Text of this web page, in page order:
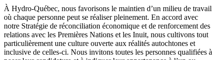
À Hydro-Québec, nous favorisons le maintien d’un milieu de travail
où chaque personne peut se réaliser pleinement. En accord avec
notre Stratégie de réconciliation économique et de renforcement des
relations avec les Premières Nations et les Inuit, nous cultivons tout
particulièrement une culture ouverte aux réalités autochtones et
inclusive de celles-ci. Nous invitons toutes les personnes qualifiées à